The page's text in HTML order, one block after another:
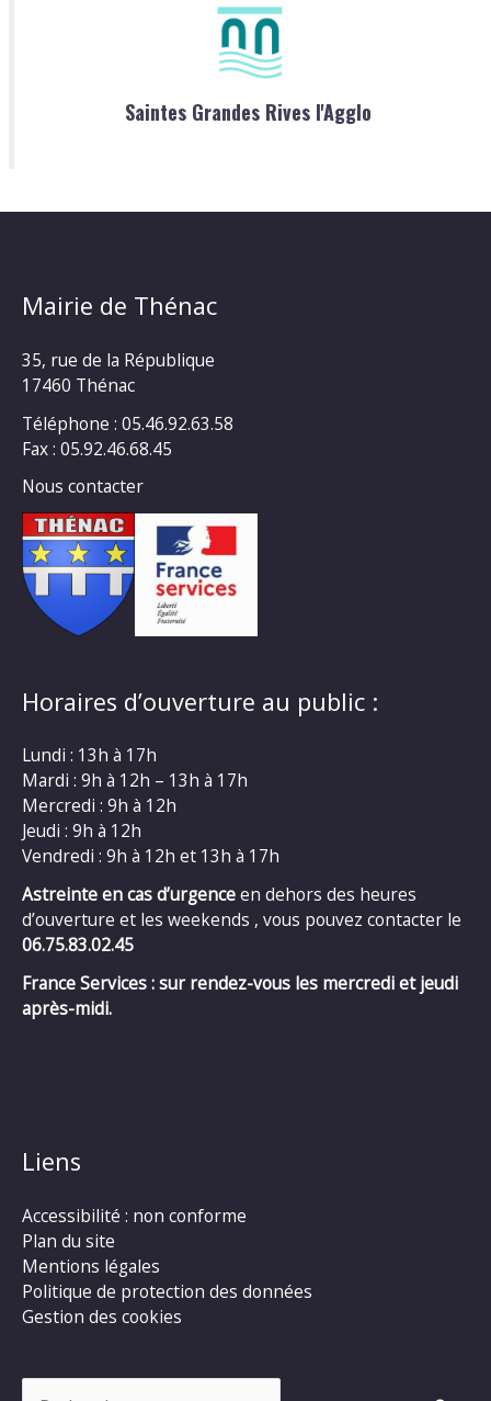
Saintes Grandes Rives l'Agglo
Mairie de Thénac
35, rue de la République
17460 Thénac
Téléphone : 05.46.92.63.58
Fax : 05.92.46.68.45
Nous contacter
Horaires d’ouverture au public :
Lundi : 13h à 17h
Mardi : 9h à 12h – 13h à 17h
Mercredi : 9h à 12h
Jeudi : 9h à 12h
Vendredi : 9h à 12h et 13h à 17h
Astreinte en cas d’urgenceen dehors des heures
d’ouverture et les weekends , vous pouvez contacter le
06.75.83.02.45
France Services : sur rendez-vous les mercredi et jeudi
après-midi.
Liens
Accessibilité : non conforme
Plan du site
Mentions légales
Politique de protection des données
Gestion des cookies